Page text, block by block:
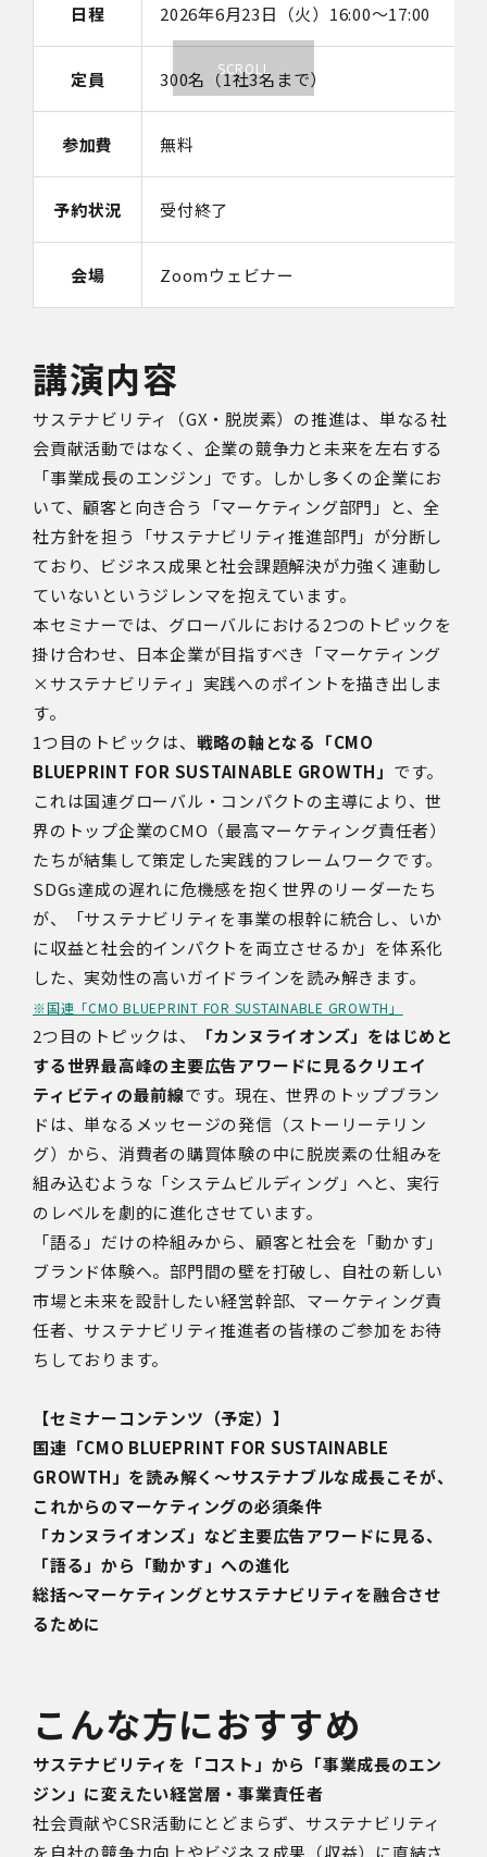
日程 2026年6月23日（火）16:00～17:00
定員 300名（1社3名まで）
参加費 無料
予約状況 受付終了
会場 Zoomウェビナー
講演内容
サステナビリティ（GX・脱炭素）の推進は、単なる社
会貢献活動ではなく、企業の競争力と未来を左右する
「事業成長のエンジン」です。しかし多くの企業にお
いて、顧客と向き合う「マーケティング部門」と、全
社方針を担う「サステナビリティ推進部門」が分断し
ており、ビジネス成果と社会課題解決が力強く連動し
ていないというジレンマを抱えています。
本セミナーでは、グローバルにおける2つのトピックを
掛け合わせ、日本企業が目指すべき「マーケティング
×サステナビリティ」実践へのポイントを描き出しま
す。
1つ目のトピックは、 戦略の軸となる「CMO
BLUEPRINT FOR SUSTAINABLE GROWTH」 です。
これは国連グローバル・コンパクトの主導により、世
界のトップ企業のCMO（最高マーケティング責任者）
たちが結集して策定した実践的フレームワークです。
SDGs達成の遅れに危機感を抱く世界のリーダーたち
が、「サステナビリティを事業の根幹に統合し、いか
に収益と社会的インパクトを両立させるか」を体系化
した、実効性の高いガイドラインを読み解きます。
※国連「CMO BLUEPRINT FOR SUSTAINABLE GROWTH」
2つ目のトピックは、
「カンヌライオンズ」をはじめと
する世界最高峰の主要広告アワードに見るクリエイ
ティビティの最前線です。現在、世界のトップブラン
ドは、単なるメッセージの発信（ストーリーテリン
グ）から、消費者の購買体験の中に脱炭素の仕組みを
組み込むような「システムビルディング」へと、実行
のレベルを劇的に進化させています。
「語る」だけの枠組みから、顧客と社会を「動かす」
ブランド体験へ。部門間の壁を打破し、自社の新しい
市場と未来を設計したい経営幹部、マーケティング責
任者、サステナビリティ推進者の皆様のご参加をお待
ちしております。
【セミナーコンテンツ（予定）】
国連「CMO BLUEPRINT FOR SUSTAINABLE
GROWTH」を読み解く～サステナブルな成長こそが、
これからのマーケティングの必須条件
「カンヌライオンズ」など主要広告アワードに見る、
「語る」から「動かす」への進化
総括～マーケティングとサステナビリティを融合させ
るために
こんな方におすすめ
サステナビリティを「コスト」から「事業成長のエン
ジン」に変えたい経営層・事業責任者
社会貢献やCSR活動にとどまらず、サステナビリティ
を自社の競争力向上やビジネス成果（収益）に直結さ